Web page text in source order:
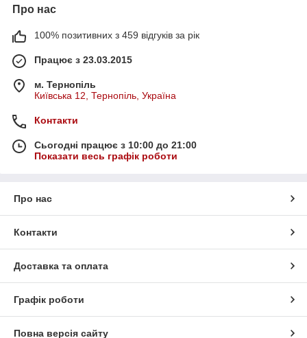
Про нас
100% позитивних з 459 відгуків за рік
Працює з 23.03.2015
м. Тернопіль
Київська 12, Тернопіль, Україна
Контакти
Сьогодні працює з 10:00 до 21:00
Показати весь графік роботи
Про нас
Контакти
Доставка та оплата
Графік роботи
Повна версія сайту